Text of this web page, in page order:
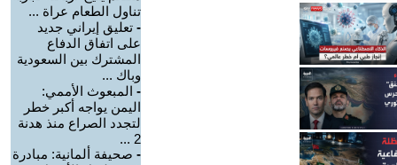
تناول الطعام عراة ...
- تعليق إيراني جديد
على اتفاق الدفاع
المشترك بين السعودية
وباك ...
- المبعوث الأممي:
اليمن يواجه أكبر خطر
لتجدد الصراع منذ هدنة
2 ...
- صحيفة ألمانية: مبادرة